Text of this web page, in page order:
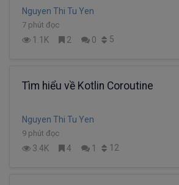
Nguyen Thi Tu Yen
7 phút đọc
1.1K 2 0 5
Tìm hiểu về Kotlin Coroutine
Nguyen Thi Tu Yen
9 phút đọc
3.4K 4 1 12